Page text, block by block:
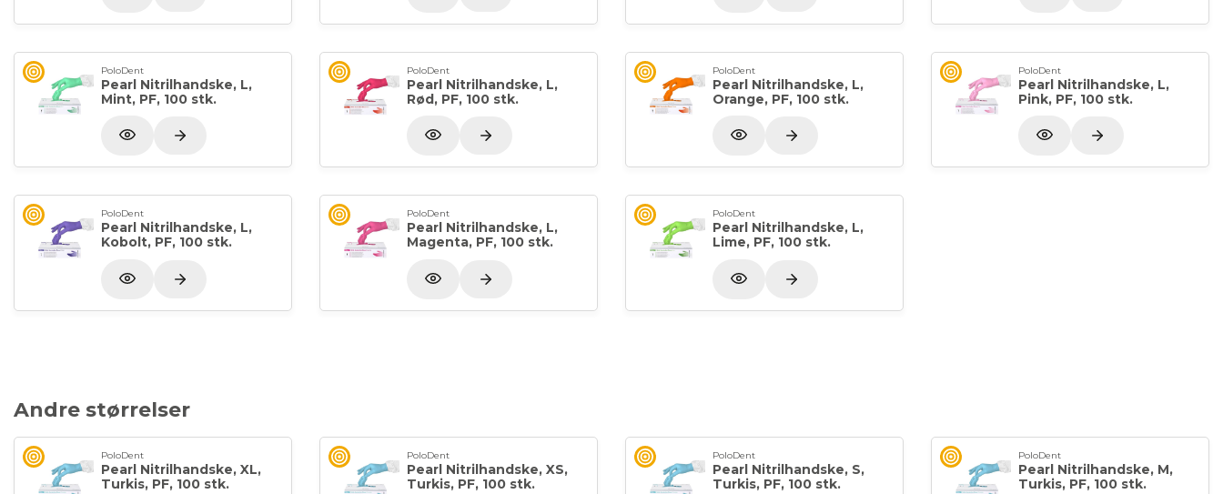
PoloDent
Pearl Nitrilhandske, L,
Mint, PF, 100 stk.
PoloDent
Pearl Nitrilhandske, L,
Rød, PF, 100 stk.
PoloDent
Pearl Nitrilhandske, L,
Orange, PF, 100 stk.
PoloDent
Pearl Nitrilhandske, L,
Pink, PF, 100 stk.
PoloDent
Pearl Nitrilhandske, L,
Kobolt, PF, 100 stk.
PoloDent
Pearl Nitrilhandske, L,
Magenta, PF, 100 stk.
PoloDent
Pearl Nitrilhandske, L,
Lime, PF, 100 stk.
Andre størrelser
PoloDent
Pearl Nitrilhandske, XL,
Turkis, PF, 100 stk.
PoloDent
Pearl Nitrilhandske, XS,
Turkis, PF, 100 stk.
PoloDent
Pearl Nitrilhandske, S,
Turkis, PF, 100 stk.
PoloDent
Pearl Nitrilhandske, M,
Turkis, PF, 100 stk.